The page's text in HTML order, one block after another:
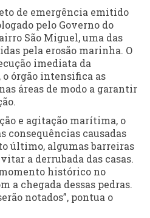
de emergência emitido
pelo Governo do
São Miguel, uma das
pela erosão marinha. O
imediata da
o órgão intensifica as
áreas de modo a garantir
e agitação marítima, o
consequências causadas
último, algumas barreiras
a derrubada das casas.
histórico no
a chegada dessas pedras.
notados”, pontua o